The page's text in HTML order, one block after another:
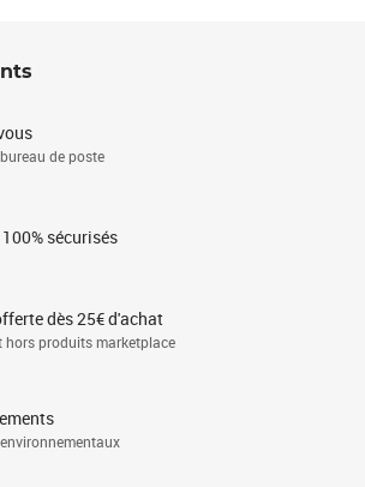
de poste
sécurisés
dès 25€ d'achat
hors produits marketplace